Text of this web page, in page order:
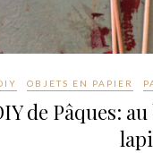
OBJETS EN PAPIER
de Pâques: